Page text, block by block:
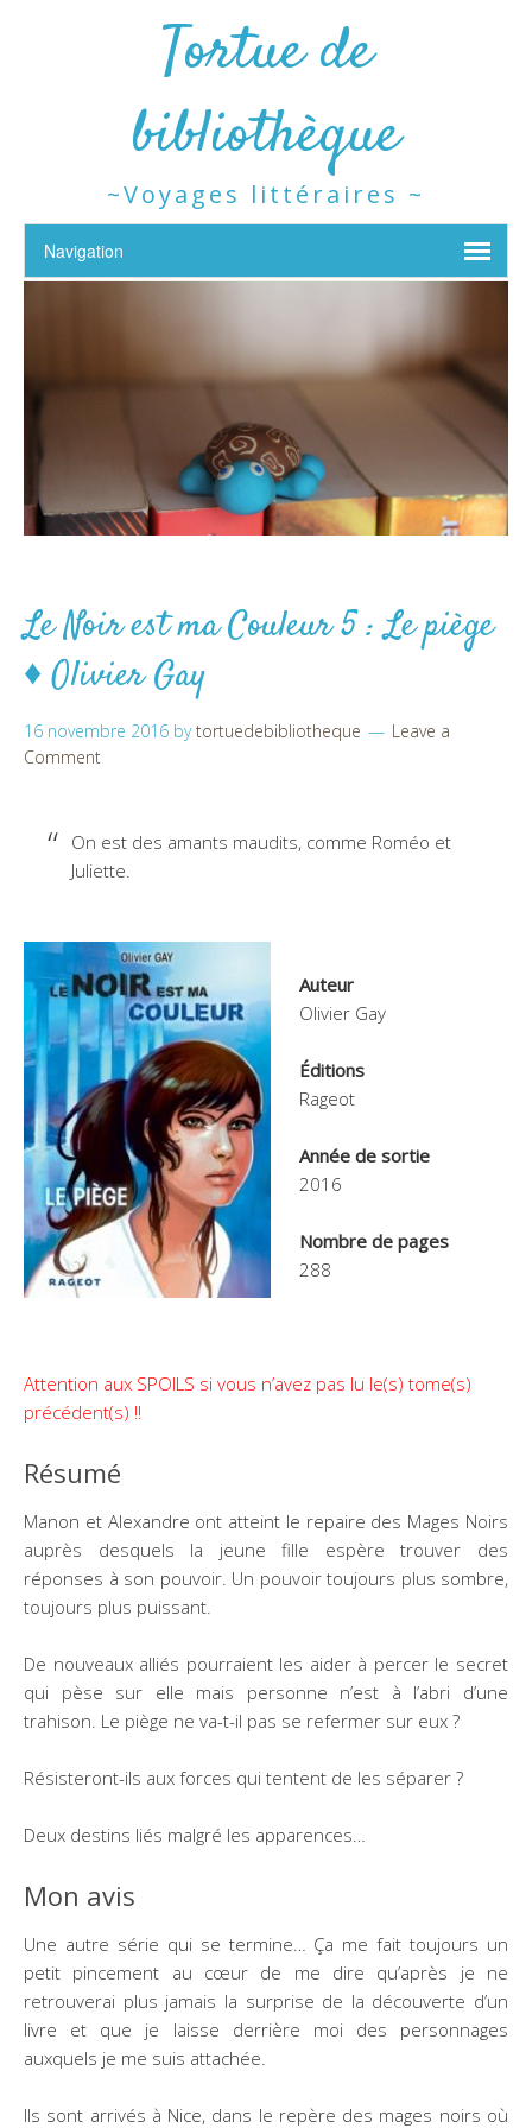
Tortue de
bibliothèque
~Voyages littéraires ~
Le Noir est ma Couleur 5 : Le piège
♦ Olivier Gay
16 novembre 2016 bytortuedebibliotheque
Leave a
Comment
On est des amants maudits, comme Roméo et
Juliette.
Auteur
Olivier Gay
Éditions
Rageot
Année de sortie
2016
Nombre de pages
288
Attention aux SPOILS si vous n’avez pas lu le(s) tome(s)
précédent(s) !!
Résumé
Manon et Alexandre ont atteint le repaire des Mages Noirs
auprès desquels la jeune fille espère trouver des
réponses à son pouvoir. Un pouvoir toujours plus sombre,
toujours plus puissant.
De nouveaux alliés pourraient les aider à percer le secret
qui pèse sur elle mais personne n’est à l’abri d’une
trahison. Le piège ne va-t-il pas se refermer sur eux ?
Résisteront-ils aux forces qui tentent de les séparer ?
Deux destins liés malgré les apparences…
Mon avis
Une autre série qui se termine… Ça me fait toujours un
petit pincement au cœur de me dire qu’après je ne
retrouverai plus jamais la surprise de la découverte d’un
livre et que je laisse derrière moi des personnages
auxquels je me suis attachée.
Ils sont arrivés à Nice, dans le repère des mages noirs où